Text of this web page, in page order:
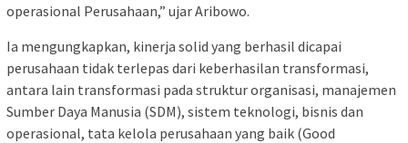
operasional Perusahaan,” ujar Aribowo.
Ia mengungkapkan, kinerja solid yang berhasil dicapai
perusahaan tidak terlepas dari keberhasilan transformasi,
antara lain transformasi pada struktur organisasi, manajemen
Sumber Daya Manusia (SDM), sistem teknologi, bisnis dan
operasional, tata kelola perusahaan yang baik (Good